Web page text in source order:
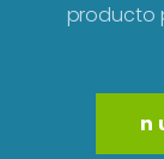
producto